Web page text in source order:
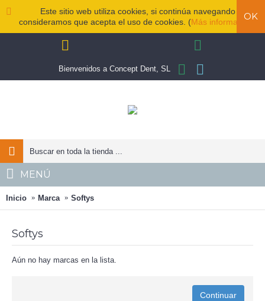
Este sitio web utiliza cookies, si continúa navegando
consideramos que acepta el uso de cookies. (Más información
OK
Bienvenidos a Concept Dent, SL
MENÚ
Inicio Marca Softys
Softys
Aún no hay marcas en la lista.
Continuar